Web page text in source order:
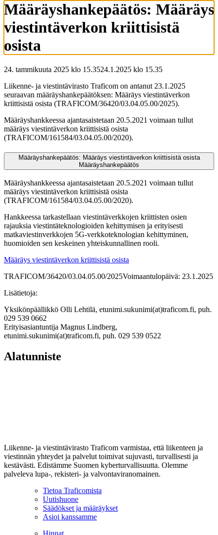
Määräyshankepäätös: Määräys
viestintäverkon kriittisistä
osista
24. tammikuuta 2025 klo 15.3524.1.2025 klo 15.35
Liikenne- ja viestintävirasto Traficom on antanut 23.1.2025
seuraavan määräyshankepäätöksen: Määräys viestintäverkon
kriittisistä osista (TRAFICOM/36420/03.04.05.00/2025).
Määräyshankkeessa ajantasaistetaan 20.5.2021 voimaan tullut
määräys viestintäverkon kriittisistä osista
(TRAFICOM/161584/03.04.05.00/2020).
Määräyshankepäätös: Määräys viestintäverkon kriittisistä osista
Määräyshankepäätös
Määräyshankkeessa ajantasaistetaan 20.5.2021 voimaan tullut
määräys viestintäverkon kriittisistä osista
(TRAFICOM/161584/03.04.05.00/2020).
Hankkeessa tarkastellaan viestintäverkkojen kriittisten osien
rajauksia viestintäteknologioiden kehittymisen ja erityisesti
matkaviestinverkkojen 5G-verkkoteknologian kehittyminen,
huomioiden sen keskeinen yhteiskunnallinen rooli.
Määräys viestintäverkon kriittisistä osista
TRAFICOM/36420/03.04.05.00/2025Voimaantulopäivä: 23.1.2025
Lisätietoja:
Yksikönpäällikkö Olli Lehtilä, etunimi.sukunimi(at)traficom.fi, puh.
029 539 0662
Erityisasiantuntija Magnus Lindberg,
etunimi.sukunimi(at)traficom.fi, puh. 029 539 0522
Alatunniste
Liikenne- ja viestintävirasto Traficom varmistaa, että liikenteen ja
viestinnän yhteydet ja palvelut toimivat sujuvasti, turvallisesti ja
kestävästi. Edistämme Suomen kyberturvallisuutta. Olemme
palveleva lupa-, rekisteri- ja valvontaviranomainen.
Tietoa Traficomista
Uutishuone
Säädökset ja määräykset
Asioi kanssamme